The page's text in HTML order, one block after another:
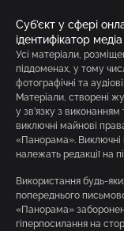
Суб’єкт у сфері
ідентифікатор
Усі матеріали,
піддоменах, у тому
фотографічні та
Матеріали, створені
у зв’язку з
виключні майнові
«Панорама». Виключні
належать редакції на
Використання будь-
попереднього
«Панорама»
гіперпосилання на